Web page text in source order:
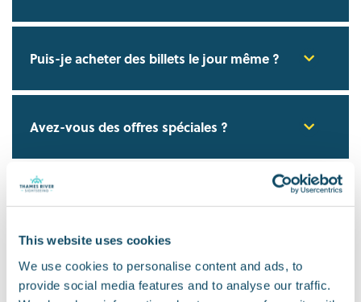
This website uses cookies
We use cookies to personalise content and ads, to
provide social media features and to analyse our traffic.
Puis-je acheter des billets le jour même ?
Avez-vous des offres spéciales ?
Combien coûte un billet de croisière
touristique ?
Quelles options de billets flexibles ou
multi-jours proposez-vous ?